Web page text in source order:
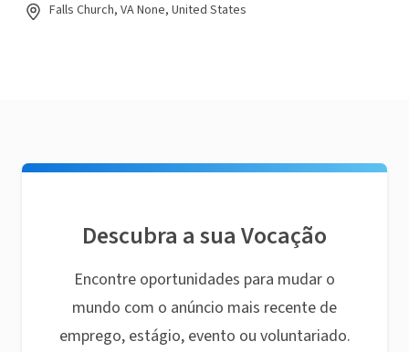
Falls Church, VA None, United States
Descubra a sua Vocação
Encontre oportunidades para mudar o
mundo com o anúncio mais recente de
emprego, estágio, evento ou voluntariado.